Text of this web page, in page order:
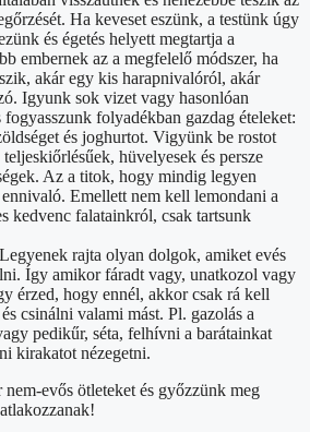
Ha keveset eszünk, a testünk úgy
és égetés helyett megtartja a
embernek az a megfelelő módszer, ha
akár egy kis harapnivalóról, akár
Igyunk sok vizet vagy hasonlóan
folyadékban gazdag ételeket:
és joghurtot. Vigyünk be rostot
hüvelyesek és persze
Az a titok, hogy mindig legyen
ennivaló. Emellett nem kell lemondani a
kedvenc falatainkról, csak tartsunk
rajta olyan dolgok, amiket evés
Így amikor fáradt vagy, unatkozol vagy
érzed, hogy ennél, akkor csak rá kell
csinálni valami mást. Pl. gazolás a
pedikűr, séta, felhívni a barátainkat
kirakatot nézegetni.
evős ötleteket és győzzünk meg